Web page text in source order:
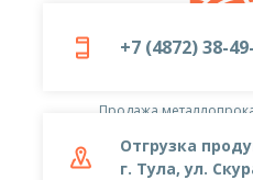
+7 (4872) 38-
Отгрузка
г. Тула, ул.
Продажа